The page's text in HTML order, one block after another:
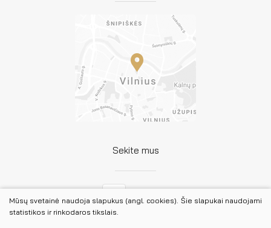
Sekite mus
Mūsų svetainė naudoja slapukus (angl. cookies). Šie slapukai naudojami
statistikos ir rinkodaros tikslais.